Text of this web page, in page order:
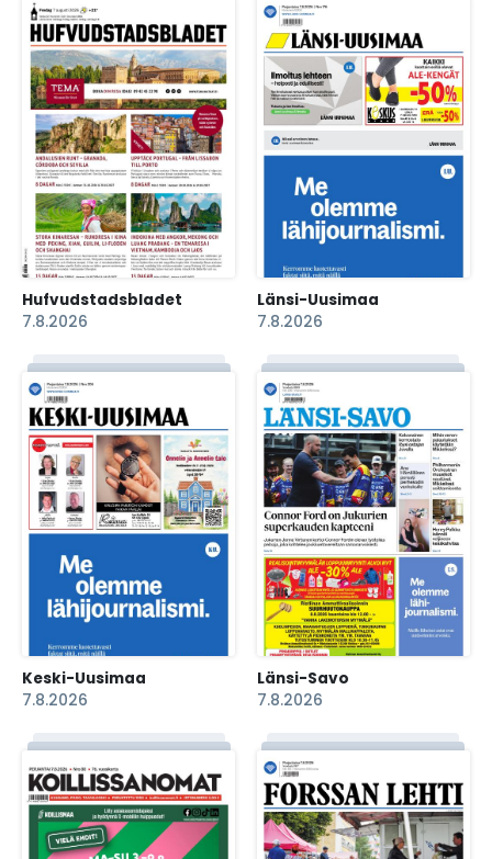
Hufvudstadsbladet
7.8.2026
Länsi-Uusimaa
7.8.2026
Keski-Uusimaa
7.8.2026
Länsi-Savo
7.8.2026